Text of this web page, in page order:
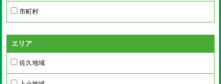
市町村
エリア
佐久地域